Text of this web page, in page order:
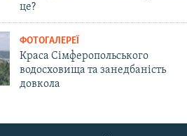
це?
ФОТОГАЛЕРЕЇ
Краса Сімферопольського
водосховища та занедбаність
довкола